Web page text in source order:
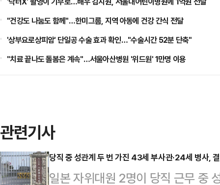
"건강도 나눔도 함께"…한미그룹, 지역 아동에 건강 간식 전달
'상부요로상피암' 단일공 수술 효과 확인…"수술시간 52분 단축"
"치료 끝나도 돌봄은 계속"…서울아산병원 '위드원' 1만명 이용
관련기사
당직 중 성관계 두 번 가진 43세 부사관·24세 병사,
일본 자위대원 2명이 당직 근무 중